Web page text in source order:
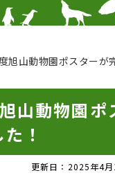
旭山動物園ポスターが
山動物園ポ
！
更新日：2025年4月